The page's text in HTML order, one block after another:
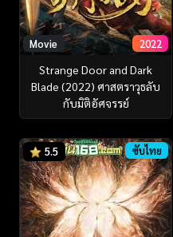
Movie 2022
Strange Door and Dark
Blade (2022) ศาสตราวุธลับ
กับมิติอัศจรรย์
5.5 ซับไทย